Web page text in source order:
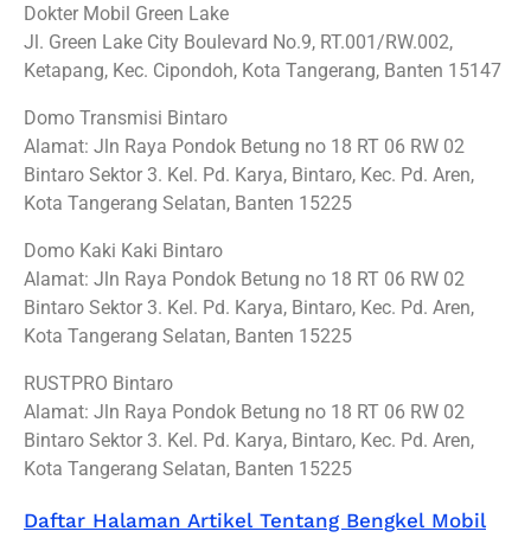
Dokter Mobil Green Lake
Jl. Green Lake City Boulevard No.9, RT.001/RW.002,
Ketapang, Kec. Cipondoh, Kota Tangerang, Banten 15147
Domo Transmisi Bintaro
Alamat: Jln Raya Pondok Betung no 18 RT 06 RW 02
Bintaro Sektor 3. Kel. Pd. Karya, Bintaro, Kec. Pd. Aren,
Kota Tangerang Selatan, Banten 15225
Domo Kaki Kaki Bintaro
Alamat: Jln Raya Pondok Betung no 18 RT 06 RW 02
Bintaro Sektor 3. Kel. Pd. Karya, Bintaro, Kec. Pd. Aren,
Kota Tangerang Selatan, Banten 15225
RUSTPRO Bintaro
Alamat: Jln Raya Pondok Betung no 18 RT 06 RW 02
Bintaro Sektor 3. Kel. Pd. Karya, Bintaro, Kec. Pd. Aren,
Kota Tangerang Selatan, Banten 15225
Daftar Halaman Artikel Tentang Bengkel Mobil